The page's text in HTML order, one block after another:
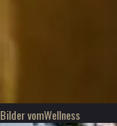
Bilder vomWellness